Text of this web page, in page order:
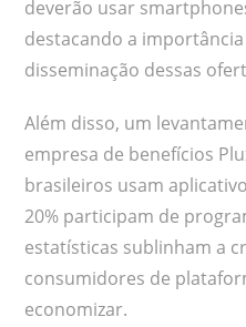
deverão usar
destacando a
disseminação dessas
Além disso, um
empresa de benefícios
brasileiros usam
20% participam de
estatísticas sublinham a
consumidores de
economizar.